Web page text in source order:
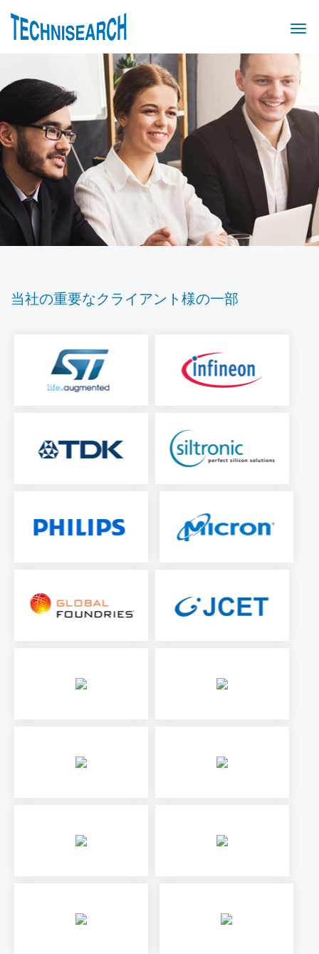
当社の重要なクライアント様の一部